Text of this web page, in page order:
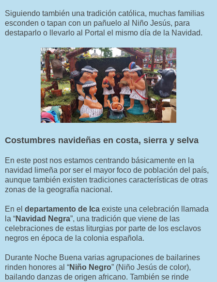
Siguiendo también una tradición católica, muchas familias
esconden o tapan con un pañuelo al Niño Jesús, para
destaparlo o llevarlo al Portal el mismo día de la Navidad.
Costumbres navideñas en costa, sierra y selva
En este post nos estamos centrando básicamente en la
navidad limeña por ser el mayor foco de población del país,
aunque también existen tradiciones características de otras
zonas de la geografía nacional.
En el departamento de Ica existe una celebración llamada
la “Navidad Negra”, una tradición que viene de las
celebraciones de estas liturgias por parte de los esclavos
negros en época de la colonia española.
Durante Noche Buena varias agrupaciones de bailarines
rinden honores al “Niño Negro” (Niño Jesús de color),
bailando danzas de origen africano. También se rinde